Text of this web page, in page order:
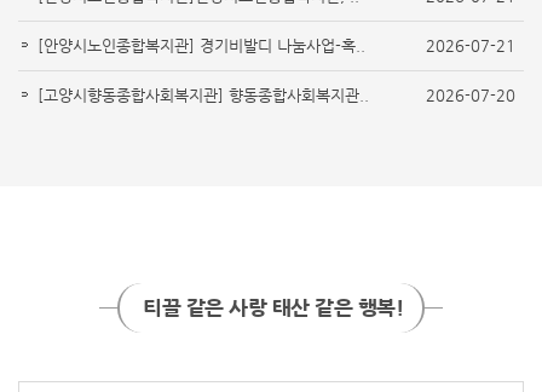
[안양시노인종합복지관] 경기비발디 나눔사업-혹.. 2026-07-21
[고양시향동종합사회복지관] 향동종합사회복지관.. 2026-07-20
티끌 같은 사랑 태산 같은 행복!